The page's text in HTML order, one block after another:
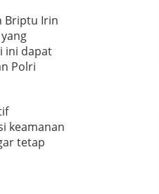
Briptu Irin
ini dapat
Polri
keamanan
tetap